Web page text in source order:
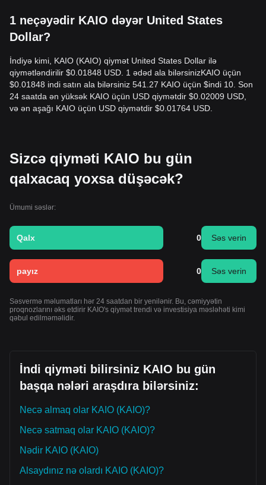
siyahıya alınmış tokenlər üçün tipikdir. Bazar hissləri
ümumilikdə
Ehtiyatlı Optimist
məhsulların yaxınlaşan buraxılışına diqqət yetirir. Orta
$0.00068 ilə$0.00085 aralığında dəyişir.
Bazar Proqnozu
Əgər KAIO qiyməti$0.00085səviyyəsini aşarsa, növbəti
hədəf səviyyəsi$0.00115ola bilər.
Əgər KAIO qiyməti$0.00068səviyyəsinin altına düşərsə,
müddətli dalğalanmalar və ya konsolidasiya yaşaya bilər,
bazar qiymətini müəyyənləşdirərkən, qiymət əsas dəstək
olan$0.00068 səviyyəsinin üstündə qaldığı müddətcə, orta
müddətli trendin
qalacağı gözlənilir, bu isə
qəbulundan irəli gəlir.
1 neçəyədir KAIO dəyər United States
Dollar?
İndiyə kimi, KAIO (KAIO) qiymət United States Dollar ilə
qiymətləndirilir $0.01848 USD. 1 ədəd ala bilərsinizKAIO üçün
$0.01848 indi satın ala bilərsiniz 541.27 KAIO üçün $indi 10. Son
24 saatda ən yüksək KAIO üçün USD qiymətdir $0.02009 USD,
və ən aşağı KAIO üçün USD qiymətdir $0.01764 USD.
Sizcə qiyməti KAIO bu gün
qalxacaq yoxsa düşəcək?
Ümumi səslər:
Qalx 0 Səs verin
payız 0 Səs verin
Səsvermə məlumatları hər 24 saatdan bir yenilənir. Bu, cəmiyyətin
proqnozlarını əks etdirir KAIO's qiymət trendi və investisiya məsləhəti kimi
qəbul edilməməlidir.
İndi qiyməti bilirsiniz KAIO bu gün
başqa nələri araşdıra bilərsiniz:
Necə almaq olar KAIO (KAIO)?
Necə satmaq olar KAIO (KAIO)?
Nədir KAIO (KAIO)
Alsaydınız nə olardı KAIO (KAIO)?